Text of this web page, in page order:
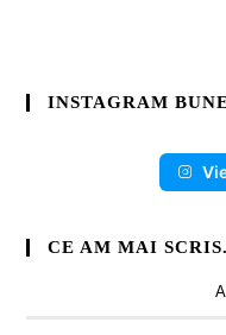
INSTAGRAM
CE AM MAI